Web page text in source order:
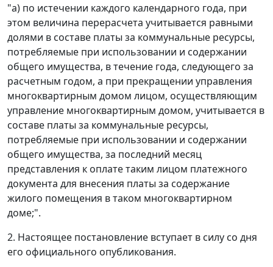
"а) по истечении каждого календарного года, при
этом величина перерасчета учитывается равными
долями в составе платы за коммунальные ресурсы,
потребляемые при использовании и содержании
общего имущества, в течение года, следующего за
расчетным годом, а при прекращении управления
многоквартирным домом лицом, осуществляющим
управление многоквартирным домом, учитывается в
составе платы за коммунальные ресурсы,
потребляемые при использовании и содержании
общего имущества, за последний месяц
представления к оплате таким лицом платежного
документа для внесения платы за содержание
жилого помещения в таком многоквартирном
доме;".
2. Настоящее постановление вступает в силу со дня
его официального опубликования.